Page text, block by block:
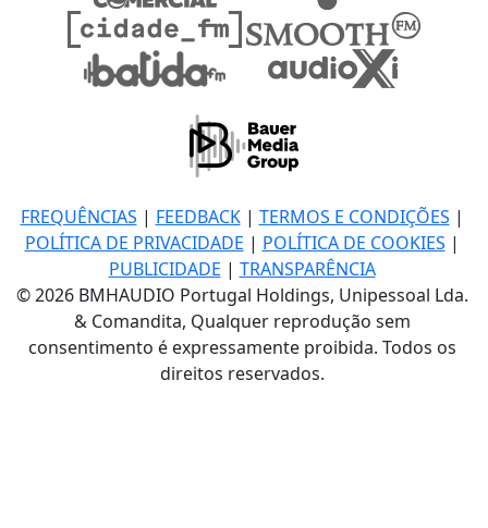
FREQUÊNCIAS | FEEDBACK| TERMOS E CONDIÇÕES |
POLÍTICA DE PRIVACIDADE | POLÍTICA DE COOKIES |
PUBLICIDADE | TRANSPARÊNCIA
© 2026 BMHAUDIO Portugal Holdings, Unipessoal Lda.
& Comandita, Qualquer reprodução sem
consentimento é expressamente proibida. Todos os
direitos reservados.